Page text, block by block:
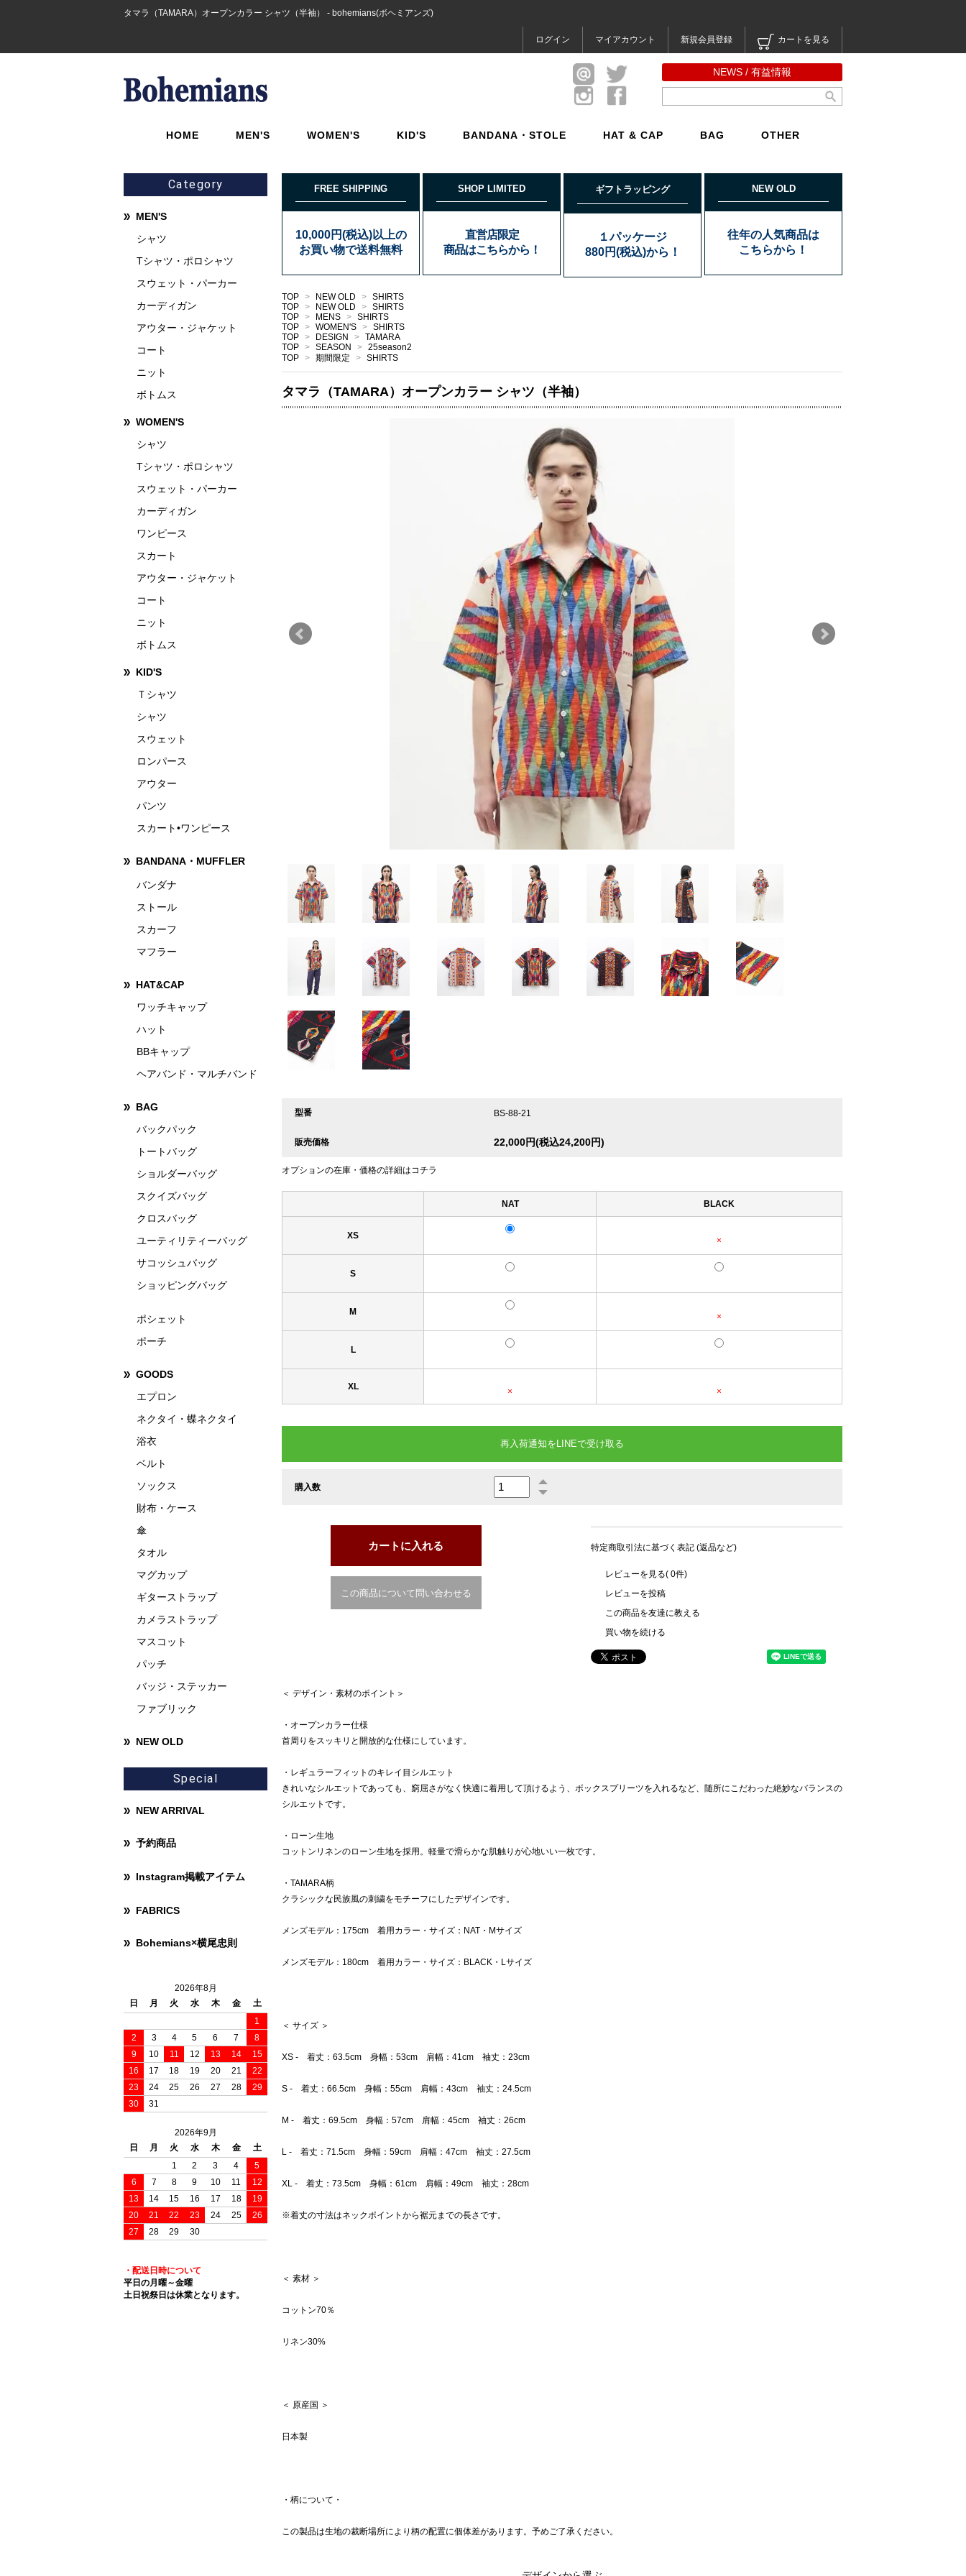
タマラ（TAMARA）オープンカラー シャツ（半袖） - bohemians(ボヘミアンズ)
ログイン マイアカウント 新規会員登録 カートを見る
NEWS / 有益情報
HOME MEN'S WOMEN'S KID'S BANDANA・STOLE HAT & CAP BAG OTHER
FREE SHIPPING
10,000円(税込)以上の
お買い物で送料無料
SHOP LIMITED
直営店限定
商品はこちらから！
ギフトラッピング
１パッケージ
880円(税込)から！
NEW OLD
往年の人気商品は
こちらから！
TOP > NEW OLD > SHIRTS
TOP > NEW OLD > SHIRTS
TOP > MENS > SHIRTS
TOP > WOMEN'S > SHIRTS
TOP > DESIGN > TAMARA
TOP > SEASON > 25season2
TOP > 期間限定 > SHIRTS
タマラ（TAMARA）オープンカラー シャツ（半袖）
型番 BS-88-21
販売価格 22,000円(税込24,200円)
オプションの在庫・価格の詳細はコチラ
NAT BLACK
XS ×
S
M ×
L
XL × ×
再入荷通知をLINEで受け取る
購入数
この商品について問い合わせる
特定商取引法に基づく表記 (返品など)
レビューを見る( 0件)
レビューを投稿
この商品を友達に教える
買い物を続ける
＜ デザイン・素材のポイント＞
・オープンカラー仕様
首周りをスッキリと開放的な仕様にしています。
・レギュラーフィットのキレイ目シルエット
きれいなシルエットであっても、窮屈さがなく快適に着用して頂けるよう、ボックスプリーツを入れるなど、随所にこだわった絶妙なバランスの
シルエットです。
・ローン生地
コットンリネンのローン生地を採用。軽量で滑らかな肌触りが心地いい一枚です。
・TAMARA柄
クラシックな民族風の刺繍をモチーフにしたデザインです。
メンズモデル：175cm 着用カラー・サイズ：NAT・Mサイズ
メンズモデル：180cm 着用カラー・サイズ：BLACK・Lサイズ
＜ サイズ ＞
XS - 着丈：63.5cm 身幅：53cm 肩幅：41cm 袖丈：23cm
S - 着丈：66.5cm 身幅：55cm 肩幅：43cm 袖丈：24.5cm
M - 着丈：69.5cm 身幅：57cm 肩幅：45cm 袖丈：26cm
L - 着丈：71.5cm 身幅：59cm 肩幅：47cm 袖丈：27.5cm
XL - 着丈：73.5cm 身幅：61cm 肩幅：49cm 袖丈：28cm
※着丈の寸法はネックポイントから裾元までの長さです。
＜ 素材 ＞
コットン70％
リネン30%
＜ 原産国 ＞
日本製
・柄について・
この製品は生地の裁断場所により柄の配置に個体差があります。予めご了承ください。
Category
MEN'S
シャツ
Tシャツ・ポロシャツ
スウェット・パーカー
カーディガン
アウター・ジャケット
コート
ニット
ボトムス
WOMEN'S
シャツ
Tシャツ・ポロシャツ
スウェット・パーカー
カーディガン
ワンピース
スカート
アウター・ジャケット
コート
ニット
ボトムス
KID'S
Ｔシャツ
シャツ
スウェット
ロンパース
アウター
パンツ
スカート•ワンピース
BANDANA・MUFFLER
バンダナ
ストール
スカーフ
マフラー
HAT&CAP
ワッチキャップ
ハット
BBキャップ
ヘアバンド・マルチバンド
BAG
バックパック
トートバッグ
ショルダーバッグ
スクイズバッグ
クロスバッグ
ユーティリティーバッグ
サコッシュバッグ
ショッピングバッグ
ポシェット
ポーチ
GOODS
エプロン
ネクタイ・蝶ネクタイ
浴衣
ベルト
ソックス
財布・ケース
傘
タオル
マグカップ
ギターストラップ
カメラストラップ
マスコット
パッチ
バッジ・ステッカー
ファブリック
NEW OLD
Special
NEW ARRIVAL
予約商品
Instagram掲載アイテム
FABRICS
Bohemians×横尾忠則
2026年8月
日
月 火 水 木 金
土
1
2
3 4 5 6 7
8
9
10 11 12 13 14
15
16
17 18 19 20 21
22
23
24 25 26 27 28
29
30
31
2026年9月
日
月 火 水 木 金
土
1
2 3 4
5
6
7 8 9 10 11
12
13
14 15 16 17 18
19
20
21 22 23 24 25
26
27
28 29 30
・配送日時について
平日の月曜～金曜
土日祝祭日は休業となります。